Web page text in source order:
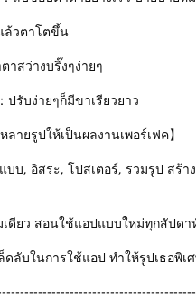
ล้วตาโตขึ้น
าสว่างบริ๊งๆง่ายๆ
ปรับง่ายๆก็มีขาเรียวยาว
ลายรูปให้เป็นผลงานเพอร์เฟค】
บบ, อิสระ, โปสเตอร์, รวมรูป สร้า
เดียว สอนใช้แอปแบบใหม่ทุกสัปดาห์
ดลับในการใช้แอป ทำให้รูปเธอพิเ